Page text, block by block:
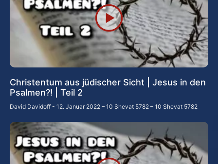
Christentum aus jüdischer Sicht | Jesus in den
Psalmen?! | Teil 2
David Davidoff 12. Januar 2022 – 10 Shevat 5782 – 10 Shevat 5782